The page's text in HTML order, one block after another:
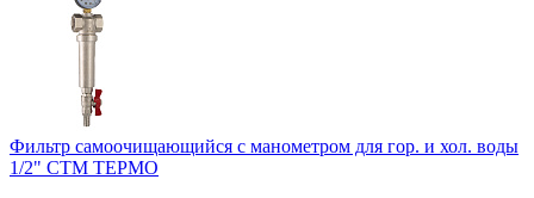
Фильтр самоочищающийся с манометром для гор. и хол. воды
1/2" СТМ ТЕРМО